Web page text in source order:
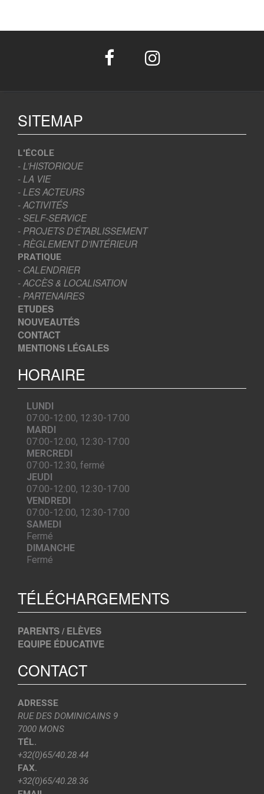
SITEMAP
L'ÉCOLE
- L’HISTORIQUE
- LA VIE
- LES ACTEURS
- ACTIVITÉS
- SELF-SERVICE
- PROJETS D’ÉTABLISSEMENT
- RÈGLEMENT D’INTÉRIEUR
PRATIQUE
- CALENDRIER
- ACCÈS & LOCALISATION
- PARTENAIRES
ETUDES
NOUVEAUTÉS
CONTACT
MENTIONS LÉGALES
HORAIRE
LUNDI
07:00-12:00, 12:30-17:00
MARDI
07:00-12:00, 12:30-17:00
MERCREDI
07:00-12:30, fermé
JEUDI
07:00-12:00, 12:30-17:00
VENDREDI
07:00-12:00, 12:30-17:00
SAMEDI
Fermé
DIMANCHE
Fermé
TÉLÉCHARGEMENTS
PARENTS / ELÈVES
EQUIPE ÉDUCATIVE
CONTACT
ADRESSE
RUE DES DOMINICAINS 9
7000 MONS
TÉL.
+32(0)65/40.28.44
FAX.
+32(0)65/40.28.36